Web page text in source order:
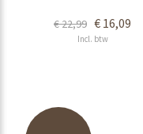
€ 22,99 € 16,09
Incl. btw